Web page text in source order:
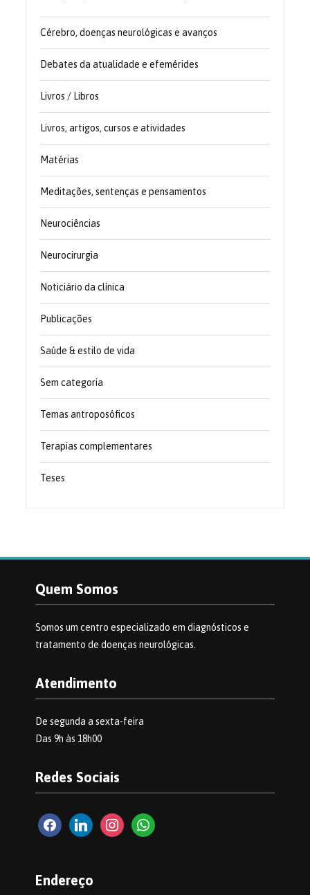
Cérebro, doenças neurológicas e avanços
Debates da atualidade e efemérides
Livros / Libros
Livros, artigos, cursos e atividades
Matérias
Meditações, sentenças e pensamentos
Neurociências
Neurocirurgia
Noticiário da clínica
Publicações
Saúde & estilo de vida
Sem categoria
Temas antroposóficos
Terapias complementares
Teses
Quem Somos
Somos um centro especializado em diagnósticos e
tratamento de doenças neurológicas.
Atendimento
De segunda a sexta-feira
Das 9h às 18h00
Redes Sociais
facebook2linkedininstagramwhatsapp
Endereço